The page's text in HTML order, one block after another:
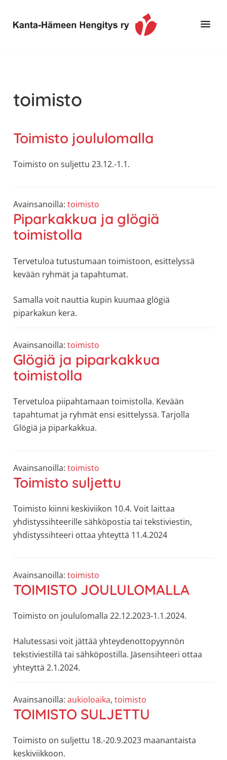
pääsisältöön
alatunnisteeseen
Hengitys
ry
erityisesti
jos
koskettaa
astma,
keuhkoahtaumatauti,uniapnea,
huono
sisäilma
tai
allergiat.
H
Hengitys
toimisto
Toimisto joululomalla
Toimisto on suljettu 23.12.-1.1.
Avainsanoilla: toimisto
Piparkakkua ja glögiä
toimistolla
Tervetuloa tutustumaan toimistoon, esittelyssä
kevään ryhmät ja tapahtumat.
Samalla voit nauttia kupin kuumaa glögiä
piparkakun kera.
Avainsanoilla: toimisto
Glögiä ja piparkakkua
toimistolla
Tervetuloa piipahtamaan toimistolla. Kevään
tapahtumat ja ryhmät ensi esittelyssä. Tarjolla
Glögiä ja piparkakkua.
Avainsanoilla: toimisto
Toimisto suljettu
Toimisto kiinni keskiviikon 10.4. Voit laittaa
yhdistyssihteerille sähköpostia tai tekstiviestin,
yhdistyssihteeri ottaa yhteyttä 11.4.2024
Avainsanoilla: toimisto
TOIMISTO JOULULOMALLA
Toimisto on joululomalla 22.12.2023-1.1.2024.
Halutessasi voit jättää yhteydenottopyynnön
tekstiviestillä tai sähköpostilla. Jäsensihteeri ottaa
yhteyttä 2.1.2024.
Avainsanoilla: aukioloaika, toimisto
TOIMISTO SULJETTU
Toimisto on suljettu 18.-20.9.2023 maanantaista
keskiviikkoon.